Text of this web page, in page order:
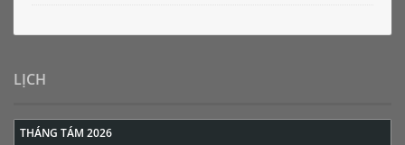
LỊCH
THÁNG TÁM 2026